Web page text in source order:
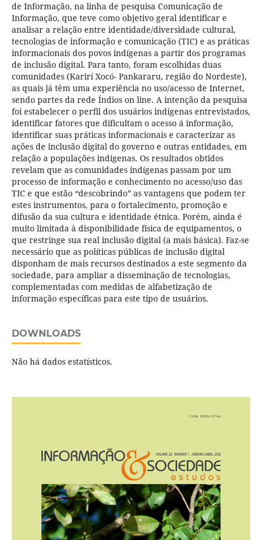
de Informação, na linha de pesquisa Comunicação de
Informação, que teve como objetivo geral identificar e
analisar a relação entre identidade/diversidade cultural,
tecnologias de informação e comunicação (TIC) e as práticas
informacionais dos povos indígenas a partir dos programas
de inclusão digital. Para tanto, foram escolhidas duas
comunidades (Karirí Xocó- Pankararu, região do Nordeste),
as quais já têm uma experiência no uso/acesso de Internet,
sendo partes da rede Índios on line. A intenção da pesquisa
foi estabelecer o perfil dos usuários indígenas entrevistados,
identificar fatores que dificultam o acesso á informação,
identificar suas práticas informacionais e caracterizar as
ações de inclusão digital do governo e outras entidades, em
relação a populações indígenas. Os resultados obtidos
revelam que as comunidades indígenas passam por um
processo de informação e conhecimento no acesso/uso das
TIC e que estão “descobrindo” as vantagens que podem ter
estes instrumentos, para o fortalecimento, promoção e
difusão da sua cultura e identidade étnica. Porém, ainda é
muito limitada à disponibilidade física de equipamentos, o
que restringe sua real inclusão digital (a mais básica). Faz-se
necessário que as políticas públicas de inclusão digital
disponham de mais recursos destinados a este segmento da
sociedade, para ampliar a disseminação de tecnologias,
complementadas com medidas de alfabetização de
informação específicas para este tipo de usuários.
DOWNLOADS
Não há dados estatísticos.